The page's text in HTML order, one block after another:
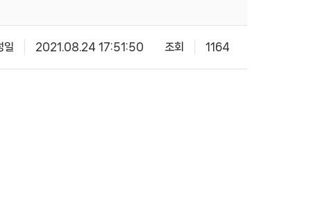
일 2021.08.24 17:51:50 조회 1164